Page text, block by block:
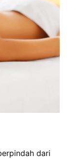
dari